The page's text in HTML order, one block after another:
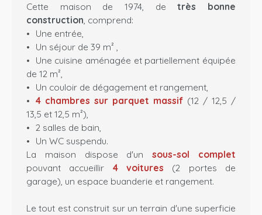
Cette maison de 1974, detrès bonne
construction, comprend:
Une entrée,
Un séjour de 39 m² ,
Une cuisine aménagée et partiellement équipée
de 12 m²,
Un couloir de dégagement et rangement,
4 chambres sur parquet massif(12 / 12,5 /
13,5 et 12,5 m²),
2 salles de bain,
Un WC suspendu.
La maison dispose d'unsous-sol complet
pouvant accueillir 4 voitures (2 portes de
garage), un espace buanderie et rangement.
Le tout est construit sur un terrain d'une superficie